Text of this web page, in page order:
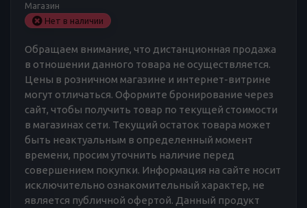
Магазин
Нет в наличии
Обращаем внимание, что дистанционная продажа
в отношении данного товара не осуществляется.
Цены в розничном магазине и интернет-витрине
могут отличаться. Оформите бронирование через
сайт, чтобы получить товар по текущей стоимости
в магазинах сети. Текущий остаток товара может
быть неактуальным в определенный момент
времени, просим уточнить наличие перед
совершением покупки. Информация на сайте носит
исключительно ознакомительный характер, не
является публичной офертой. Данный продукт